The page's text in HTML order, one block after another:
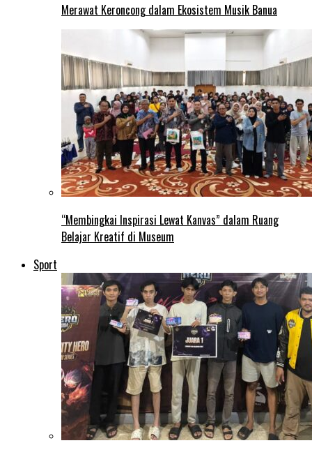
Merawat Keroncong dalam Ekosistem Musik Banua
“Membingkai Inspirasi Lewat Kanvas” dalam Ruang
Belajar Kreatif di Museum
Sport